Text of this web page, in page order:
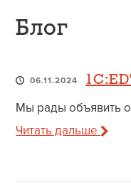
Блог
06.11.2024
Мы рады объявить о
Читать дальше